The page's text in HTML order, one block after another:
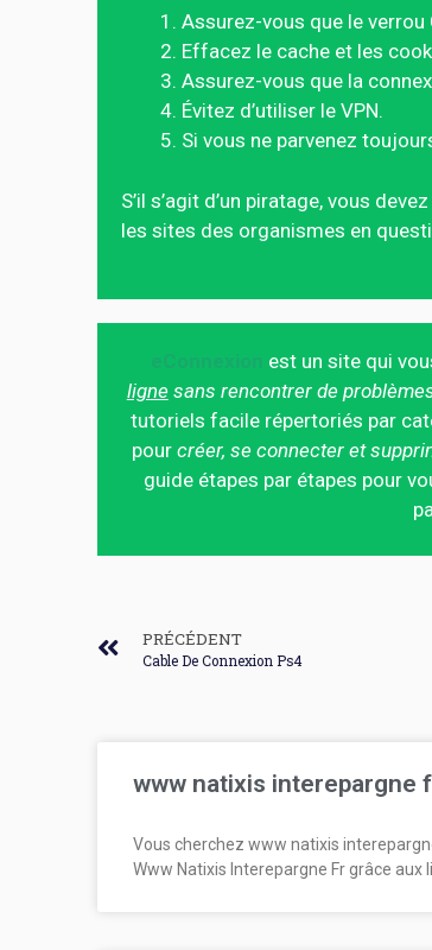
Assurez-vous que le verrou
Effacez le cache et les
Assurez-vous que la
Évitez d’utiliser le VPN.
Si vous ne parvenez
S’il s’agit d’un piratage, vous
les sites des organismes en
est un site qui
ligne sans rencontrer de
tutoriels facile répertoriés par
pourcréer, se connecter et
guide étapes par étapes pour
PRÉCÉDENT
Cable De Connexion Ps4
www natixis interepargne
Vous cherchez www natixis
Www Natixis Interepargne Fr grâce aux